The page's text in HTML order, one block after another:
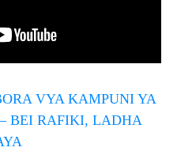
VYA KAMPUNI YA
BEI RAFIKI, LADHA